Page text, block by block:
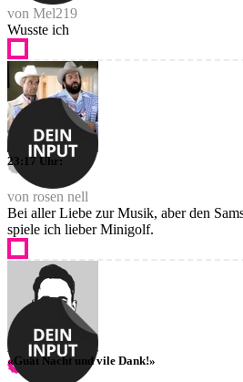
von Mel219
Wusste ich
23:17 Uhr:
von rosen nell
Bei aller Liebe zur Musik, aber den
spiele ich lieber Minigolf.
«Guät Nacht und vile Dank!»